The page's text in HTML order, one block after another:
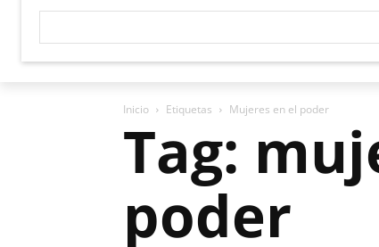
Inicio Etiquetas Mujeres en el poder
Tag:
poder